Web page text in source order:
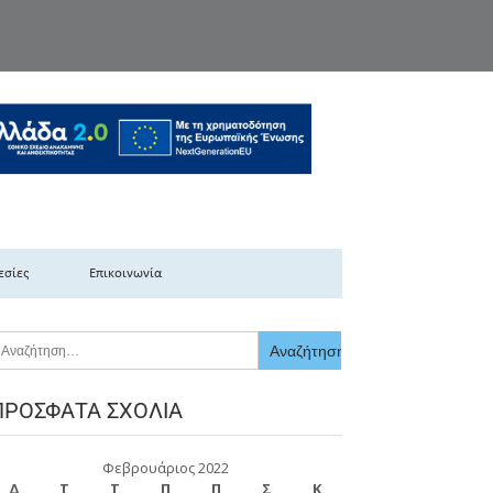
Ελλάδας
Επικοινωνία
ΣΧΌΛΙΑ
Φεβρουάριος 2022
Δ
Τ Τ Π Π Σ Κ